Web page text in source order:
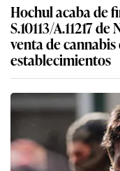
Hochul acaba de
S.10113/A.11217
venta de
establecimientos